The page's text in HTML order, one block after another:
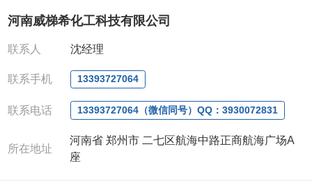
63377391/13393727064
QQ:3930072831
联系人: 沈晓东(欢迎致电,或QQ、微信联系)
河南威梯希化工科技有限公司
联系人 沈经理
联系手机 13393727064
联系电话 13393727064（微信同号）QQ：3930072831
所在地址
河南省 郑州市 二七区航海中路正商航海广场A
座